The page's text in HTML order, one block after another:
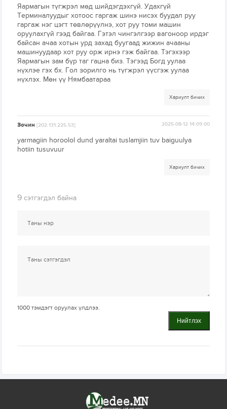
Яармагын түгжрэл мөд шийдэгдэхгүй. Удахгүй
Терминалуудыг хотоос гаргаж шинэ нисэх буудал руу
гаргаж нэг цэгт төвлөрүүлнэ, хот руу томи машин
оруулахгүй гээд байгаа. Гэтэл чингэлгээр вагоноор ирдэг
байсан ачаа хотын урд захад буугаад жижин ачааны
машинуудаар хот руу орж ирнэ гэж байгаа. Тэгэхээр
Яармагын зам бүр таг гацна биз. Тэгээд Богд уулаа
нүхлэе гэх бх. Гол зорилго нь түгжрэл үүсгэж уулаа
нүхлэх. Мөн үү Нямбаатараа
Хариулт бичих
Зочин[202.131.225.53] 2025-08-12 14:09:00
yarmagiin horoolol dund yaraltai tuslamjiin tuv baiguulya
hotiin tusuvuur
Хариулт бичих
9 сэтгэгдэл байна
1000 тэмдэгт оруулах үлдлээ.
Нийтлэх